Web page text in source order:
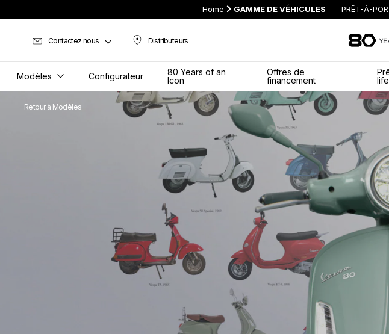
Home GAMME DE VÉHICULES PRÊT-À-
Distributeurs
Distributeurs
Contactez nous
Modèles Configurateur
80 Years of an
Icon
Offres de
financement
Retour à Modèles